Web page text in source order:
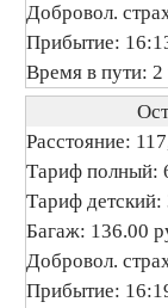
Добровол.
Прибытие:
Время в пути:
Расстояние:
Тариф полный:
Тариф детский:
Багаж: 136.00
Добровол.
Прибытие: